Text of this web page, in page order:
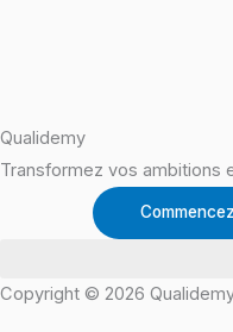
Qualidemy
Transformez vos ambitions
Copyright © 2026